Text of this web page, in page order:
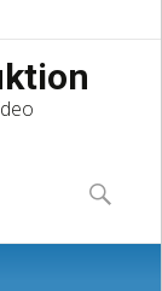
to
content
Suchen
nach: